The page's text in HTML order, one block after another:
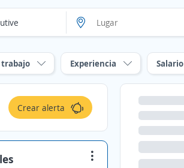
trabajo Experiencia Salario
Crear alerta